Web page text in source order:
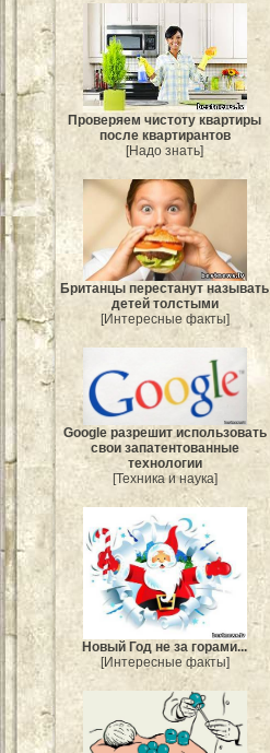
Проверяем чистоту квартиры
после квартирантов
[Надо знать]
Британцы перестанут называть
детей толстыми
[Интересные факты]
Google разрешит использовать
свои запатентованные
технологии
[Техника и наука]
Новый Год не за горами...
[Интересные факты]